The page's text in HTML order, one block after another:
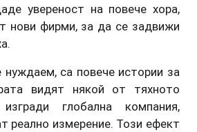
увереност на повече хора,
нови фирми, за да се задвижи
нуждаем, са повече истории за
видят някой от тяхното
глобална компания,
реално измерение. Този ефект